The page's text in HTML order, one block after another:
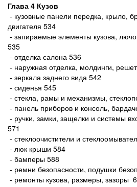
Глава 4 Кузов
- кузовные панели передка, крыло,
двигателя 534
- запираемые элементы кузова,
535
- отделка салона 536
- наружная отделка, молдинги,
- зеркала заднего вида 542
- сиденья 545
- стекла, рамы и механизмы,
- панель приборов и консоль,
- ручки, замки, защелки и системы
571
- стеклоочистители и
- люк крыши 584
- бамперы 588
- ремни безопасности, подушки
- ремонты кузова, размеры, зазоры